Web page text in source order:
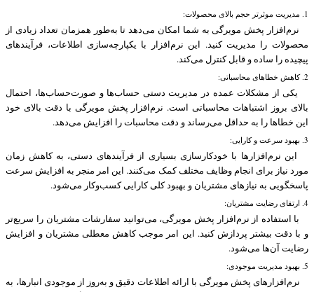
1. مدیریت موثرتر حجم بالای محصولات:
نرم‌افزار پخش مویرگی به شما امکان می‌دهد تا به‌طور همزمان تعداد زیادی از
محصولات را مدیریت کنید. این نرم‌افزار با یکپارچه‌سازی اطلاعات، فرآیندهای
پیچیده را ساده و قابل کنترل می‌کند.
2. کاهش خطاهای محاسباتی:
یکی از مشکلات عمده در مدیریت دستی حساب‌ها و صورت‌حساب‌ها، احتمال
بالای بروز اشتباهات محاسباتی است. نرم‌افزار پخش مویرگی با دقت بالای خود
این خطاها را به حداقل می‌رساند و دقت محاسبات را افزایش می‌دهد.
3. بهبود سرعت و کارایی:
این نرم‌افزارها با خودکارسازی بسیاری از فرآیندهای دستی، به کاهش زمان
مورد نیاز برای انجام وظایف مختلف کمک می‌کنند. این امر منجر به افزایش سرعت
پاسخگویی به نیازهای مشتریان و بهبود کلی کارایی کسب‌وکار می‌شود.
4. ارتقای رضایت مشتریان:
با استفاده از نرم‌افزار پخش مویرگی، می‌توانید سفارشات مشتریان را سریع‌تر
و با دقت بیشتر پردازش کنید. این امر موجب کاهش معطلی مشتریان و افزایش
رضایت آن‌ها می‌شود.
5. بهبود مدیریت موجودی:
نرم‌افزارهای پخش مویرگی با ارائه اطلاعات دقیق و به‌روز از موجودی انبارها، به